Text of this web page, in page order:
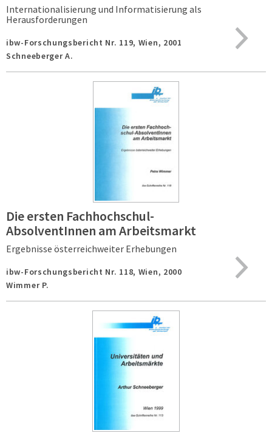
Internationalisierung und Informatisierung als
Herausforderungen
ibw-Forschungsbericht Nr. 119, Wien, 2001
Schneeberger A.
Die ersten Fachhochschul-
AbsolventInnen am Arbeitsmarkt
Ergebnisse österreichweiter Erhebungen
ibw-Forschungsbericht Nr. 118, Wien, 2000
Wimmer P.